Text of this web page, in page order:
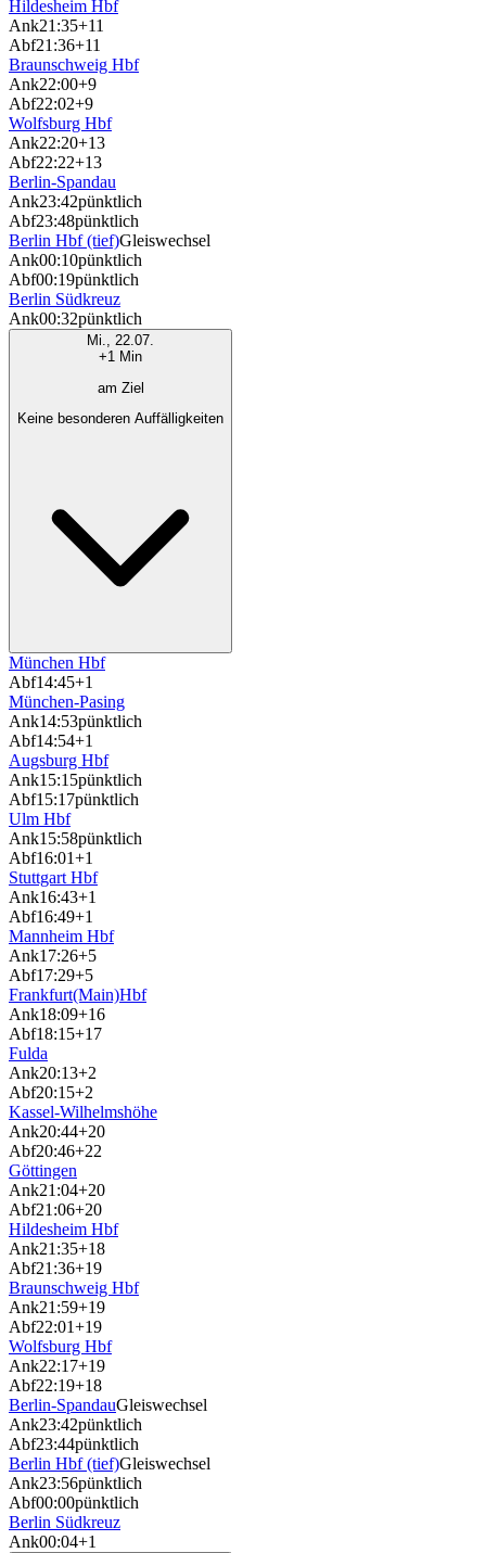
Hildesheim Hbf
Ank21:35+11
Abf21:36+11
Braunschweig Hbf
Ank22:00+9
Abf22:02+9
Wolfsburg Hbf
Ank22:20+13
Abf22:22+13
Berlin-Spandau
Ank23:42pünktlich
Abf23:48pünktlich
Berlin Hbf (tief)Gleiswechsel
Ank00:10pünktlich
Abf00:19pünktlich
Berlin Südkreuz
Ank00:32pünktlich
Mi., 22.07.
+1 Min
am Ziel
Keine besonderen Auffälligkeiten
München Hbf
Abf14:45+1
München-Pasing
Ank14:53pünktlich
Abf14:54+1
Augsburg Hbf
Ank15:15pünktlich
Abf15:17pünktlich
Ulm Hbf
Ank15:58pünktlich
Abf16:01+1
Stuttgart Hbf
Ank16:43+1
Abf16:49+1
Mannheim Hbf
Ank17:26+5
Abf17:29+5
Frankfurt(Main)Hbf
Ank18:09+16
Abf18:15+17
Fulda
Ank20:13+2
Abf20:15+2
Kassel-Wilhelmshöhe
Ank20:44+20
Abf20:46+22
Göttingen
Ank21:04+20
Abf21:06+20
Hildesheim Hbf
Ank21:35+18
Abf21:36+19
Braunschweig Hbf
Ank21:59+19
Abf22:01+19
Wolfsburg Hbf
Ank22:17+19
Abf22:19+18
Berlin-SpandauGleiswechsel
Ank23:42pünktlich
Abf23:44pünktlich
Berlin Hbf (tief)Gleiswechsel
Ank23:56pünktlich
Abf00:00pünktlich
Berlin Südkreuz
Ank00:04+1